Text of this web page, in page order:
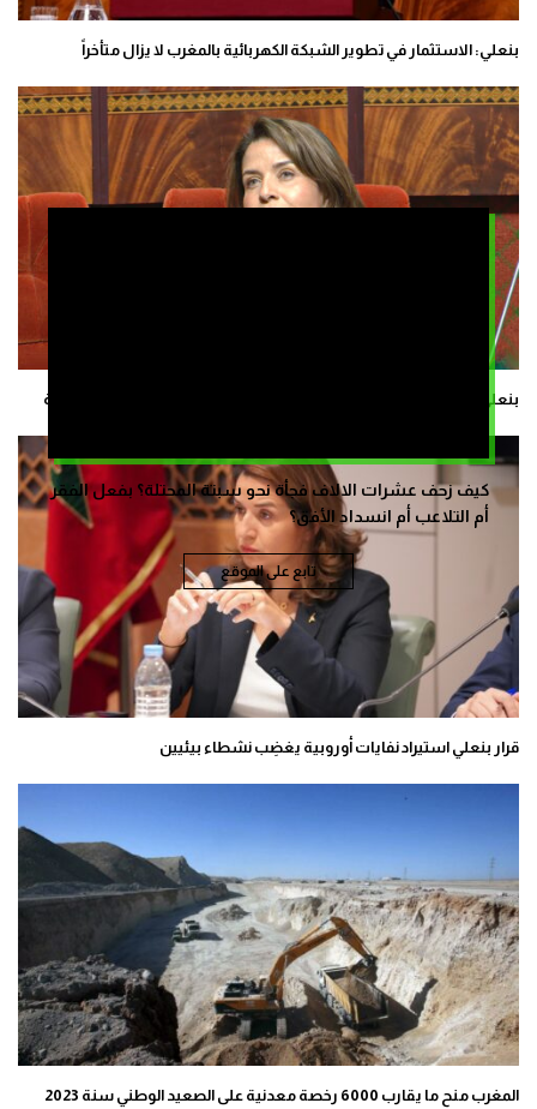
كيف زحف عشرات الالاف فجأة نحو سبتة المحتلة؟ بفعل الفقر
أم التلاعب أم انسداد الأفق؟
تابع على الموقع
بنعلي: الاستثمار في تطوير الشبكة الكهربائية بالمغرب لا يزال متأخراً
بنعلي: المغرب مر إلى السرعة القصوى في تطوير مشاريع الطاقة المتجددة
قرار بنعلي استيراد نفايات أوروبية يغضِب نشطاء بيئيين
المغرب منح ما يقارب 6000 رخصة معدنية على الصعيد الوطني سنة 2023